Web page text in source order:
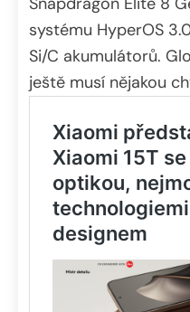
systému HyperOS
Si/C akumulátorů.
ještě musí nějakou